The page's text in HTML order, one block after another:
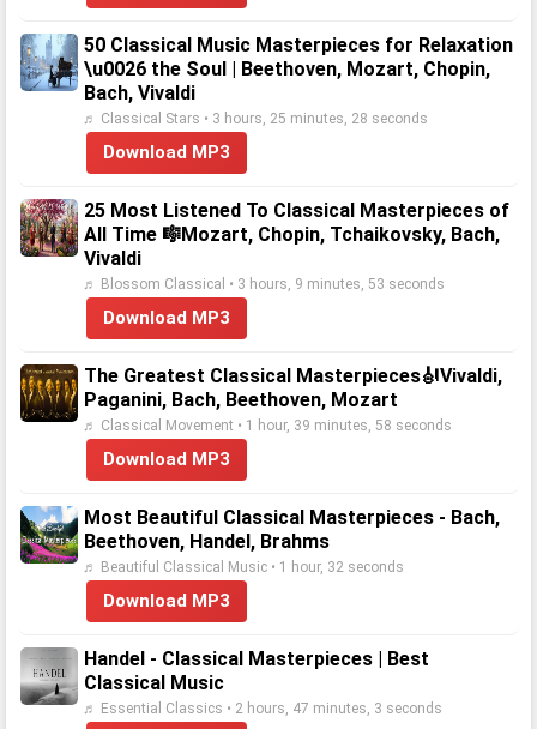
50 Classical Music Masterpieces for Relaxation
\u0026 the Soul | Beethoven, Mozart, Chopin,
Bach, Vivaldi
♬ Classical Stars • 3 hours, 25 minutes, 28 seconds
Download MP3
25 Most Listened To Classical Masterpieces of
All Time 🎼Mozart, Chopin, Tchaikovsky, Bach,
Vivaldi
♬ Blossom Classical • 3 hours, 9 minutes, 53 seconds
Download MP3
The Greatest Classical Masterpieces🎻Vivaldi,
Paganini, Bach, Beethoven, Mozart
♬ Classical Movement • 1 hour, 39 minutes, 58 seconds
Download MP3
Most Beautiful Classical Masterpieces - Bach,
Beethoven, Handel, Brahms
♬ Beautiful Classical Music • 1 hour, 32 seconds
Download MP3
Handel - Classical Masterpieces | Best
Classical Music
♬ Essential Classics • 2 hours, 47 minutes, 3 seconds